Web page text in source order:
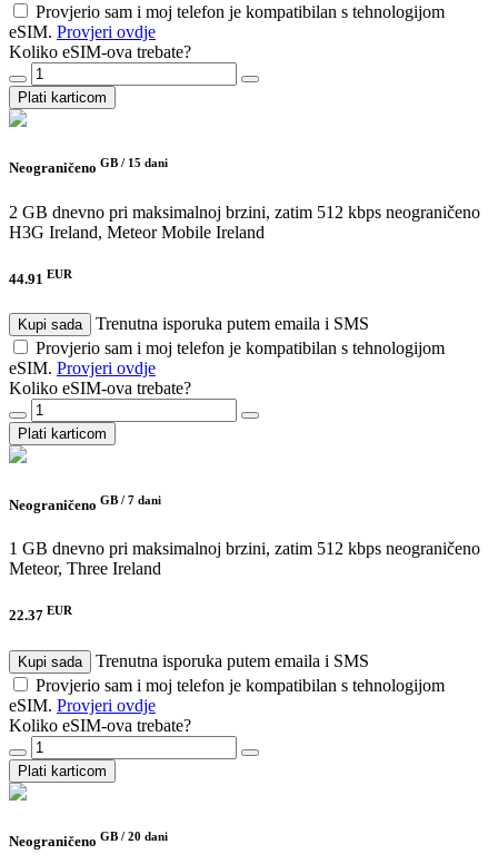
Provjerio sam i moj telefon je kompatibilan s tehnologijom
eSIM. Provjeri ovdje
Koliko eSIM-ova trebate?
Plati karticom
Neograničeno GB / 15 dani
2 GB dnevno pri maksimalnoj brzini, zatim 512 kbps neograničeno
H3G Ireland, Meteor Mobile Ireland
44.91 EUR
Kupi sada
Trenutna isporuka putem emaila i SMS
Provjerio sam i moj telefon je kompatibilan s tehnologijom
eSIM. Provjeri ovdje
Koliko eSIM-ova trebate?
Plati karticom
Neograničeno GB / 7 dani
1 GB dnevno pri maksimalnoj brzini, zatim 512 kbps neograničeno
Meteor, Three Ireland
22.37 EUR
Kupi sada
Trenutna isporuka putem emaila i SMS
Provjerio sam i moj telefon je kompatibilan s tehnologijom
eSIM. Provjeri ovdje
Koliko eSIM-ova trebate?
Plati karticom
Neograničeno GB / 20 dani